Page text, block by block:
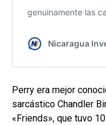
Perry era mejor
sarcástico Chandler
«Friends», que tuvo